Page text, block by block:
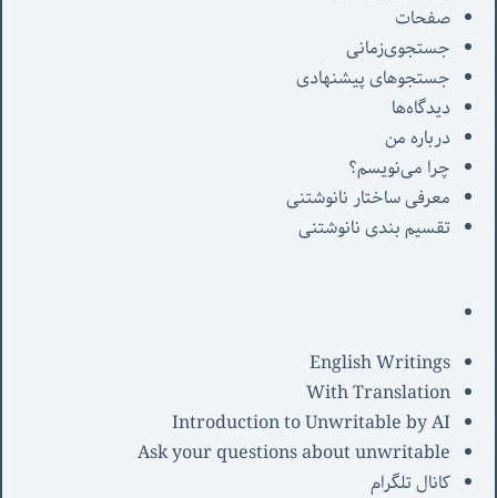
صفحات
جستجوی‌زمانی
جستجوهای پیشنهادی
دیدگاه‌ها
درباره من
چرا می‌نویسم؟
معرفی‌ ساختار نانوشتنی
تقسیم بندی نانوشتنی
English Writings
With Translation
Introduction to Unwritable by AI
Ask your questions about unwritable
کانال تلگرام